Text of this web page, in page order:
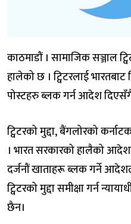
काठमाडौं । सामाजिक सञ्जाल
हालेको छ । ट्विटरलाई भारतबाट
पोस्टहरु ब्लक गर्न आदेश दिएसँगै
ट्विटरको मुद्दा, बैंगलोरको
। भारत सरकारको हालैको
दर्जनौं खाताहरू ब्लक गर्ने
ट्विटरको मुद्दा समीक्षा गर्न
छैन।